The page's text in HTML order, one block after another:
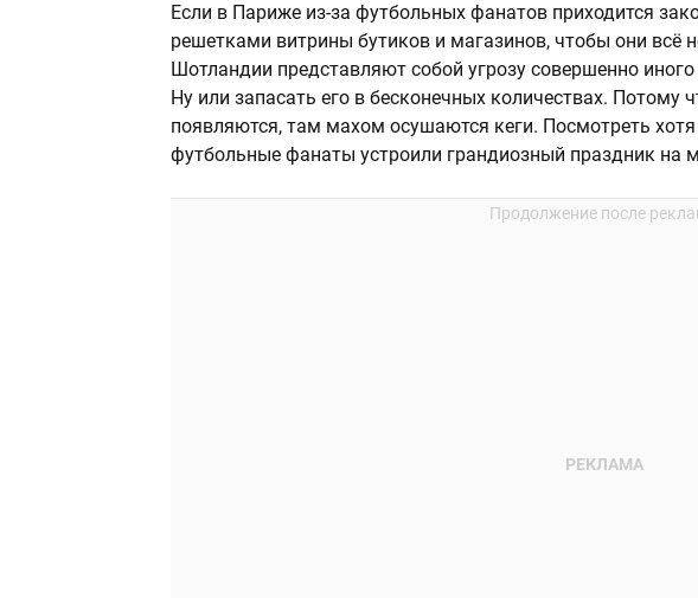
Если в Париже из-за футбольных фанатов приходится
решетками витрины бутиков и магазинов, чтобы они всё
Шотландии представляют собой угрозу совершенно
Ну или запасать его в бесконечных количествах. Потому
появляются, там махом осушаются кеги. Посмотреть
футбольные фанаты устроили грандиозный праздник на